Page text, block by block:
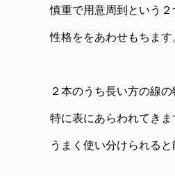
慎重で用意周到という２
性格ををあわせもちます
２本のうち長い方の線
特に表にあらわれてきま
うまく使い分けられる